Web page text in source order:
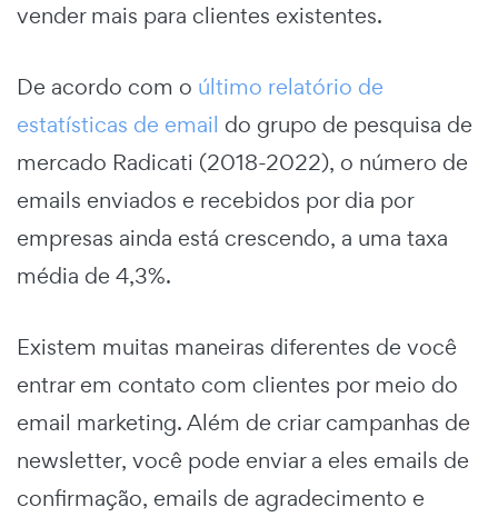
vender mais para clientes existentes.
De acordo com o último relatório de
estatísticas de email do grupo de pesquisa de
mercado Radicati (2018-2022), o número de
emails enviados e recebidos por dia por
empresas ainda está crescendo, a uma taxa
média de 4,3%.
Existem muitas maneiras diferentes de você
entrar em contato com clientes por meio do
email marketing. Além de criar campanhas de
newsletter, você pode enviar a eles emails de
confirmação, emails de agradecimento e